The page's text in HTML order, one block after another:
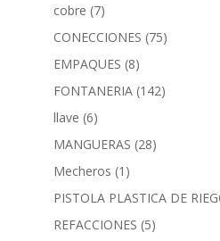
cobre (7)
CONECCIONES (75)
EMPAQUES (8)
FONTANERIA (142)
llave (6)
MANGUERAS (28)
Mecheros (1)
PISTOLA PLASTICA DE
REFACCIONES (5)